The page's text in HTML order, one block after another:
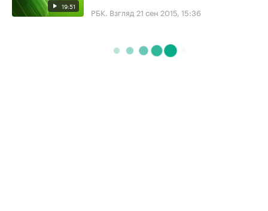
19:51 РБК. Взгляд 21 сен 2015, 15:36